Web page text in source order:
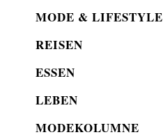
MODE & LIFESTYLE
REISEN
ESSEN
LEBEN
MODEKOLUMNE